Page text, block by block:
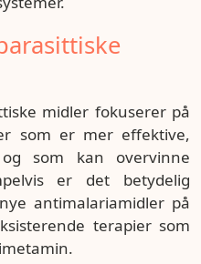
midler fokuserer på
som er mer effektive,
som kan overvinne
er det betydelig
antimalariamidler på
terapier som